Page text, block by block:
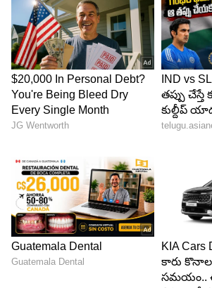
రోహిత్ శర్మ కెప్టెన్సీలో మొదటి రెండు
టీమిండియా. తాత్కాలిక సారథి కెఎల్
ఓడి, తొలి టెస్టులోనూ పూర్తి ఆధిపత్యం
అయితే రోహిత్ శర్మ రీఎంట్రీతో రాహుల్
మారబోతున్నాడు...